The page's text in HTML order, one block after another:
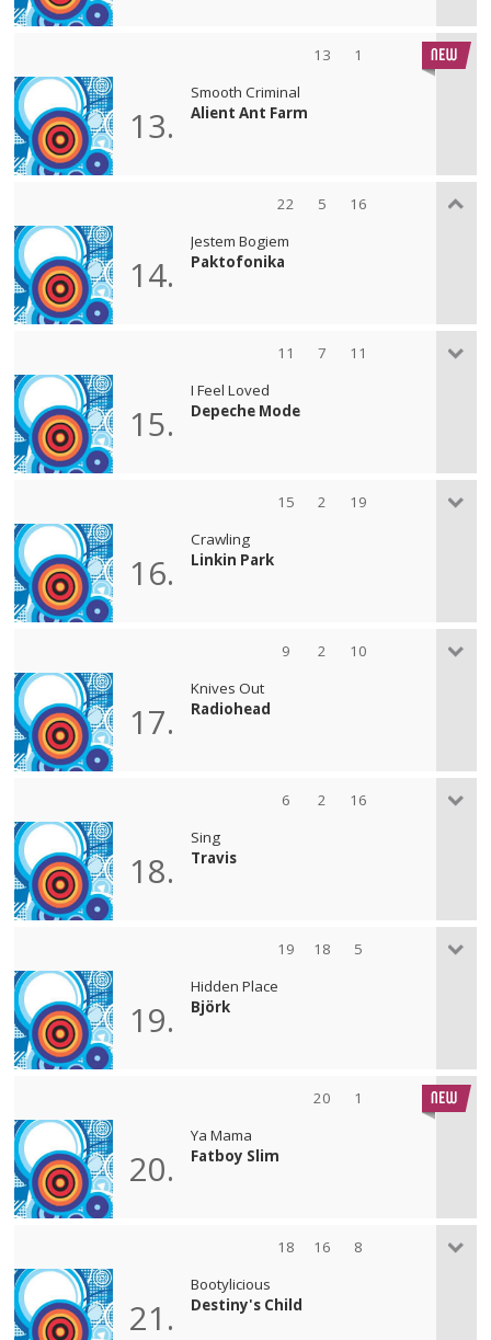
13 1
13.
Smooth Criminal
Alient Ant Farm
22 5 16
14.
Jestem Bogiem
Paktofonika
11 7 11
15.
I Feel Loved
Depeche Mode
15 2 19
16.
Crawling
Linkin Park
9 2 10
17.
Knives Out
Radiohead
6 2 16
18.
Sing
Travis
19 18 5
19.
Hidden Place
Björk
20 1
20.
Ya Mama
Fatboy Slim
18 16 8
21.
Bootylicious
Destiny's Child